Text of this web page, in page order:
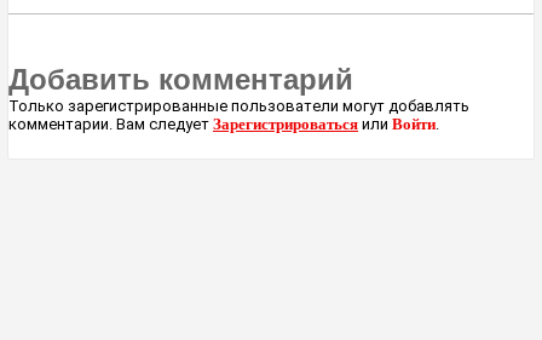
Добавить комментарий
Только зарегистрированные пользователи могут добавлять
комментарии. Вам следует Зарегистрироваться или Войти